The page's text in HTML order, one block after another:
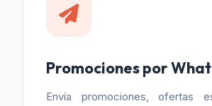
Promociones por
Envía promociones, ofertas